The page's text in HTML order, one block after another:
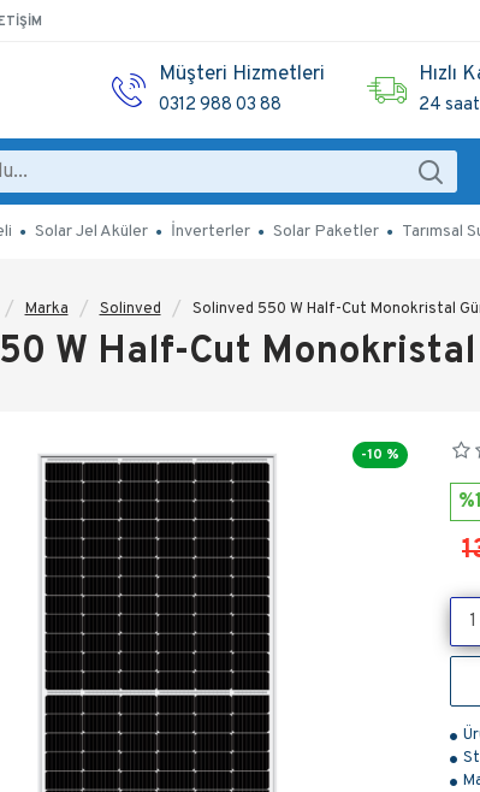
Müşteri Hizmetleri
0312 988 03 88
Hızlı
24
Solar Jel Aküler İnverterler Solar Paketler Tarımsal
Marka Solinved Solinved 550 W Half-Cut Monokristal
W Half-Cut Monokristal
-10 %